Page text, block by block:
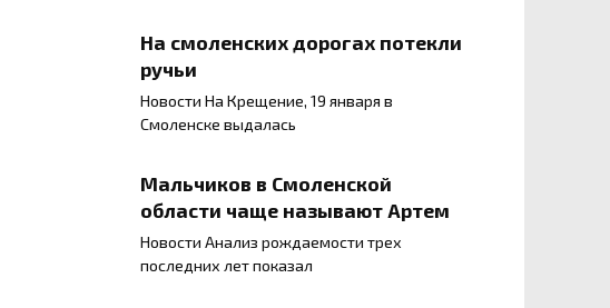
На смоленских дорогах потекли
ручьи
Новости На Крещение, 19 января в
Смоленске выдалась
Мальчиков в Смоленской
области чаще называют Артем
Новости Анализ рождаемости трех
последних лет показал